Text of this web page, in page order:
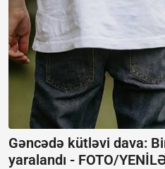
Gəncədə kütləvi dava:
yaralandı - FOTO/